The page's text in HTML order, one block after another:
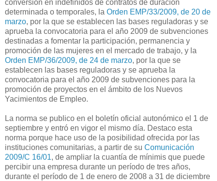
conversión en indefinidos de contratos de duración
determinada o temporales, la Orden EMP/33/2009, de 20 de
marzo, por la que se establecen las bases reguladoras y se
aprueba la convocatoria para el año 2009 de subvenciones
destinadas a fomentar la participación, permanencia y
promoción de las mujeres en el mercado de trabajo, y la
Orden EMP/36/2009, de 24 de marzo, por la que se
establecen las bases reguladoras y se aprueba la
convocatoria para el año 2009 de subvenciones para la
promoción de proyectos en el ámbito de los Nuevos
Yacimientos de Empleo.
La norma se publico en el boletín oficial autonómico el 1 de
septiembre y entró en vigor el mismo día. Destaco esta
norma porque hace uso de la posibilidad ofrecida por las
instituciones comunitarias, a partir de su Comunicación
2009/C 16/01, de ampliar la cuantía de mínimis que puede
percibir una empresa durante un período de tres años,
durante el período de 1 de enero de 2008 a 31 de diciembre